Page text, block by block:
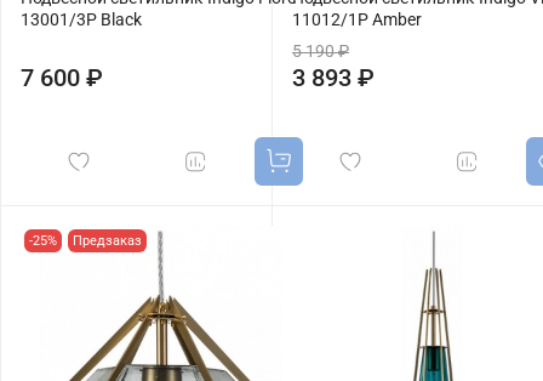
13001/3P Black
7 600 ₽
11012/1P Amber
5 190 ₽
3 893 ₽
-25% Предзаказ